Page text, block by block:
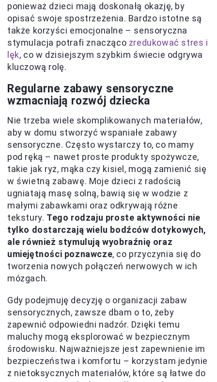
ponieważ dzieci mają doskonałą okazję, by
opisać swoje spostrzeżenia. Bardzo istotne są
także korzyści emocjonalne – sensoryczna
stymulacja potrafi znacząco zredukować stres i
lęk, co w dzisiejszym szybkim świecie odgrywa
kluczową rolę.
Regularne zabawy sensoryczne
wzmacniają rozwój dziecka
Nie trzeba wiele skomplikowanych materiałów,
aby w domu stworzyć wspaniałe zabawy
sensoryczne. Często wystarczy to, co mamy
pod ręką – nawet proste produkty spożywcze,
takie jak ryż, mąka czy kisiel, mogą zamienić się
w świetną zabawę. Moje dzieci z radością
ugniatają masę solną, bawią się w wodzie z
małymi zabawkami oraz odkrywają różne
tekstury. Tego rodzaju proste aktywności nie
tylko dostarczają wielu bodźców dotykowych,
ale również stymulują wyobraźnię oraz
umiejętności poznawcze, co przyczynia się do
tworzenia nowych połączeń nerwowych w ich
mózgach.
Gdy podejmuję decyzję o organizacji zabaw
sensorycznych, zawsze dbam o to, żeby
zapewnić odpowiedni nadzór. Dzięki temu
maluchy mogą eksplorować w bezpiecznym
środowisku. Najważniejsze jest zapewnienie im
bezpieczeństwa i komfortu – korzystam jedynie
z nietoksycznych materiałów, które są łatwe do